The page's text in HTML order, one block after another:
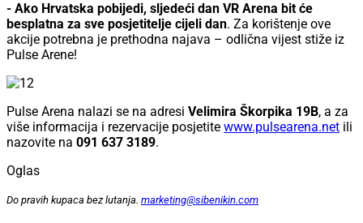
- Ako Hrvatska pobijedi, sljedeći dan VR Arena bit će
besplatna za sve posjetitelje cijeli dan. Za korištenje ove
akcije potrebna je prethodna najava – odlična vijest stiže iz
Pulse Arene!
Pulse Arena nalazi se na adresi Velimira Škorpika 19B, a za
više informacija i rezervacije posjetite www.pulsearena.net ili
nazovite na 091 637 3189.
Oglas
Do pravih kupaca bez lutanja. marketing@sibenikin.com